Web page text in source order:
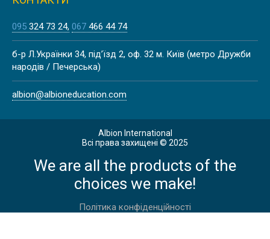
095 324 73 24 067 466 44 74
б-р Л.Українки 34, під’їзд 2, оф. 32 м. Київ (метро Дружби
народів / Печерська)
albion@albioneducation.com
Albion International
Всі права захищені © 2025
We are all the products of the
choices we make!
Політика конфіденційності